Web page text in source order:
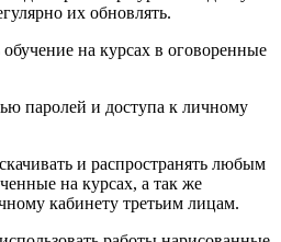
их обновлять.
на курсах в оговоренные
паролей и доступа к личному
и распространять любым
на курсах, а так же
кабинету третьим лицам.